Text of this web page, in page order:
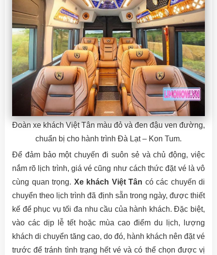
Đoàn xe khách Việt Tân màu đỏ và đen đậu ven đường,
chuẩn bị cho hành trình Đà Lạt – Kon Tum.
Để đảm bảo một chuyến đi suôn sẻ và chủ động, việc
nắm rõ lịch trình, giá vé cũng như cách thức đặt vé là vô
cùng quan trọng. Xe khách Việt Tân có các chuyến di
chuyển theo lịch trình đã định sẵn trong ngày, được thiết
kế để phục vụ tối đa nhu cầu của hành khách. Đặc biệt,
vào các dịp lễ tết hoặc mùa cao điểm du lịch, lượng
khách di chuyển tăng cao, do đó, hành khách nên đặt vé
trước để tránh tình trạng hết vé và có thể chọn được vị